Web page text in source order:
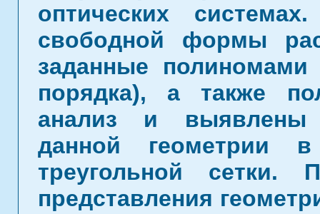
оптических
свободной формы
заданные
порядка), а также
анализ и выявлены
данной
треугольной сетки.
представления